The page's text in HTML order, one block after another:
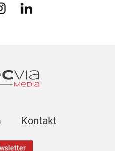
Kontakt